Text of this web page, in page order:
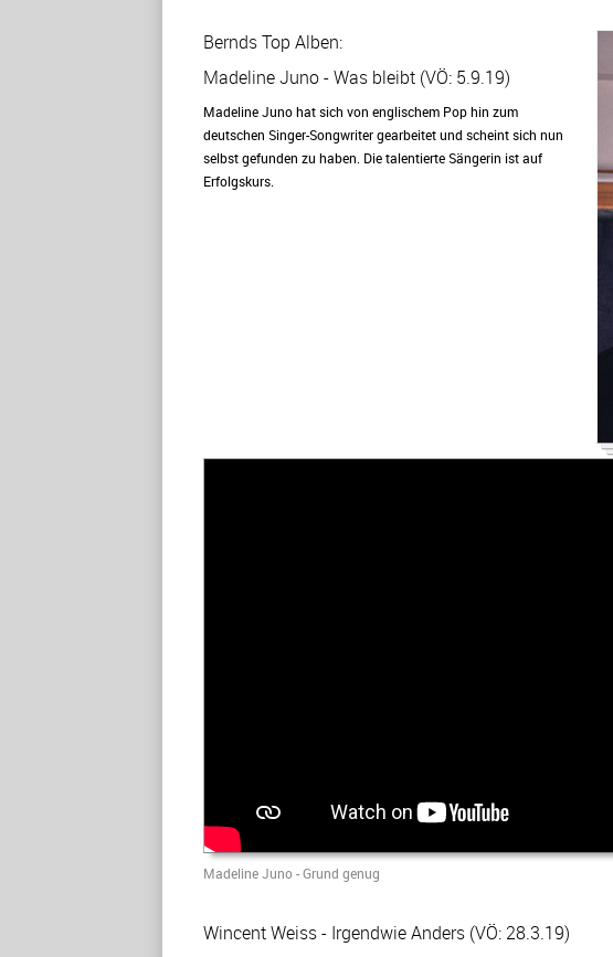
Bernds Top Alben:
Madeline Juno - Was bleibt (VÖ: 5.9.19)
Madeline Juno hat sich von englischem Pop hin zum
deutschen Singer-Songwriter gearbeitet und scheint sich nun
selbst gefunden zu haben. Die talentierte Sängerin ist auf
Erfolgskurs.
Madeline Juno - Grund genug
Wincent Weiss - Irgendwie Anders (VÖ: 28.3.19)